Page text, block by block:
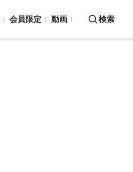
会員限定 動画 検索